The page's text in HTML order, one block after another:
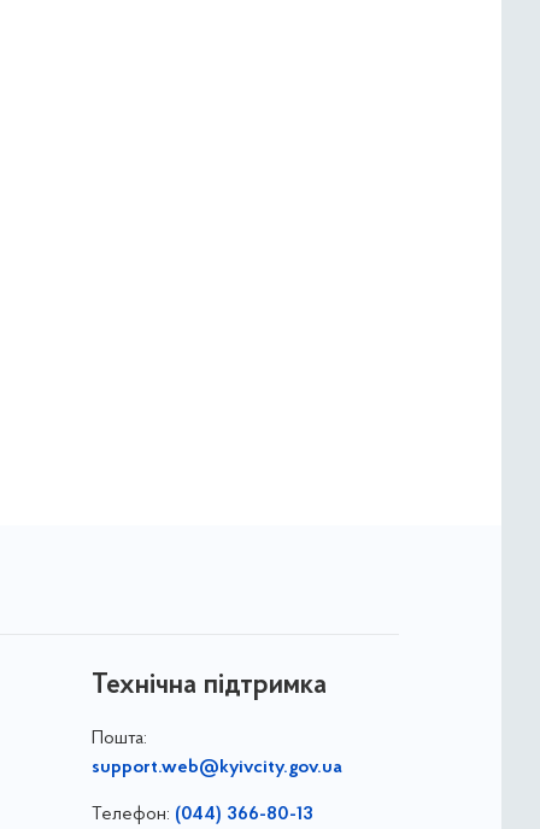
Технічна підтримка
Пошта:
support.web@kyivcity.gov.ua
Телефон: (044) 366-80-13